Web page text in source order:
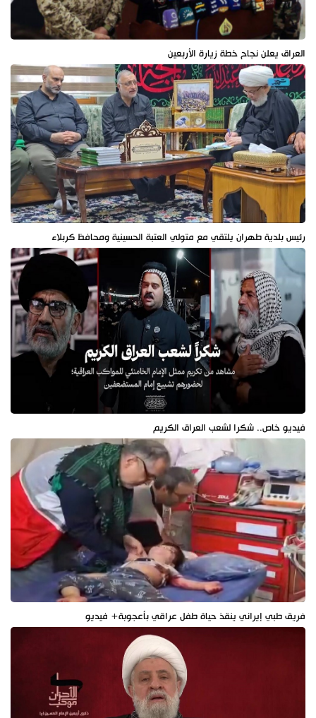
العراق يعلن نجاح خطة زيارة الأربعين
رئيس بلدية طهران يلتقي مع متولي العتبة الحسينية ومحافظ كربلاء
فيديو خاص.. شكرا لشعب العراق الكريم
فريق طبي إيراني ينقذ حياة طفل عراقي بأعجوبة+ فيديو